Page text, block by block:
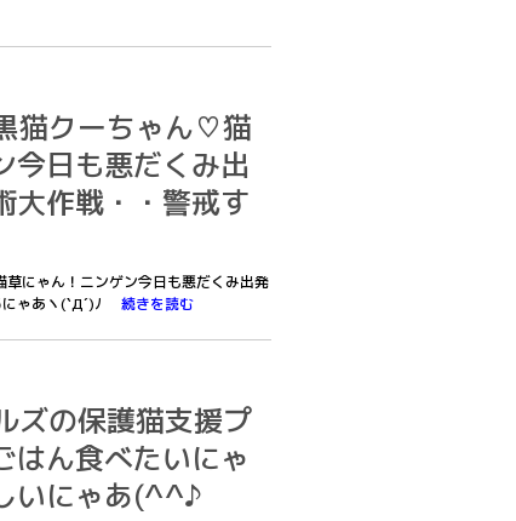
クーちゃん♡猫
今日も悪だくみ出
大作戦・・警戒す
にゃん！ニンゲン今日も悪だくみ出発
にゃあヽ(`Д´)ﾉ 続きを読む
の保護猫支援プ
はん食べたいにゃ
いにゃあ(^^♪